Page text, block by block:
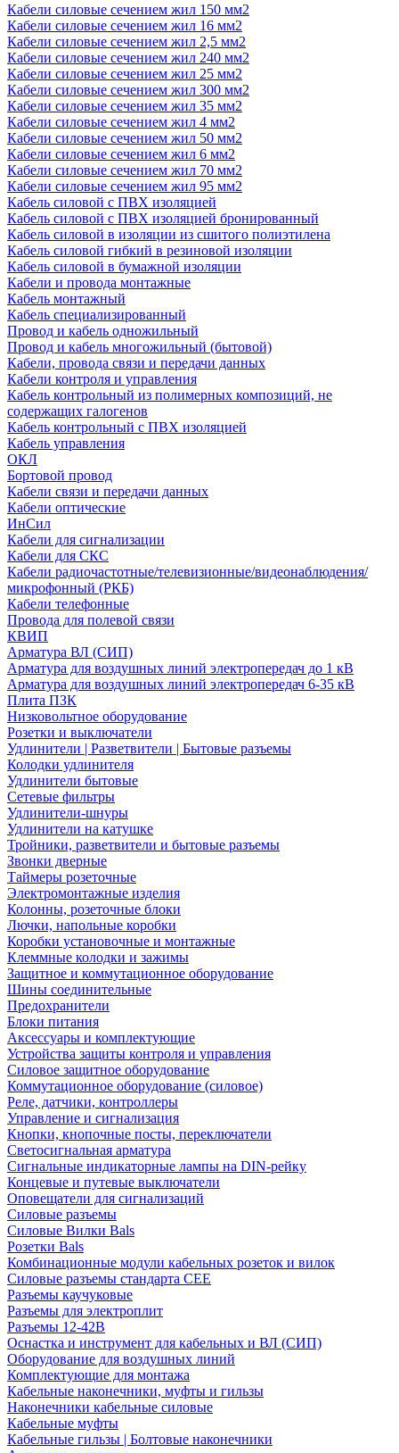
Кабели силовые сечением жил 150 мм2
Кабели силовые сечением жил 16 мм2
Кабели силовые сечением жил 2,5 мм2
Кабели силовые сечением жил 240 мм2
Кабели силовые сечением жил 25 мм2
Кабели силовые сечением жил 300 мм2
Кабели силовые сечением жил 35 мм2
Кабели силовые сечением жил 4 мм2
Кабели силовые сечением жил 50 мм2
Кабели силовые сечением жил 6 мм2
Кабели силовые сечением жил 70 мм2
Кабели силовые сечением жил 95 мм2
Кабель силовой с ПВХ изоляцией
Кабель силовой с ПВХ изоляцией бронированный
Кабель силовой в изоляции из сшитого полиэтилена
Кабель силовой гибкий в резиновой изоляции
Кабель силовой в бумажной изоляции
Кабели и провода монтажные
Кабель монтажный
Кабель специализированный
Провод и кабель одножильный
Провод и кабель многожильный (бытовой)
Кабели, провода связи и передачи данных
Кабели контроля и управления
Кабель контрольный из полимерных композиций, не
содержащих галогенов
Кабель контрольный с ПВХ изоляцией
Кабель управления
ОКЛ
Бортовой провод
Кабели связи и передачи данных
Кабели оптические
ИнСил
Кабели для сигнализации
Кабели для СКС
Кабели радиочастотные/телевизионные/видеонаблюдения/
микрофонный (РКБ)
Кабели телефонные
Провода для полевой связи
КВИП
Арматура ВЛ (СИП)
Арматура для воздушных линий электропередач до 1 кВ
Арматура для воздушных линий электропередач 6-35 кВ
Плита ПЗК
Низковольтное оборудование
Розетки и выключатели
Удлинители | Разветвители | Бытовые разъемы
Колодки удлинителя
Удлинители бытовые
Сетевые фильтры
Удлинители-шнуры
Удлинители на катушке
Тройники, разветвители и бытовые разъемы
Звонки дверные
Таймеры розеточные
Электромонтажные изделия
Колонны, розеточные блоки
Лючки, напольные коробки
Коробки установочные и монтажные
Клеммные колодки и зажимы
Защитное и коммутационное оборудование
Шины соединительные
Предохранители
Блоки питания
Аксессуары и комплектующие
Устройства защиты контроля и управления
Силовое защитное оборудование
Коммутационное оборудование (силовое)
Реле, датчики, контроллеры
Управление и сигнализация
Кнопки, кнопочные посты, переключатели
Светосигнальная арматура
Сигнальные индикаторные лампы на DIN-рейку
Концевые и путевые выключатели
Оповещатели для сигнализаций
Силовые разъемы
Силовые Вилки Bals
Розетки Bals
Комбинационные модули кабельных розеток и вилок
Силовые разъемы стандарта CEE
Разъемы каучуковые
Разъемы для электроплит
Разъемы 12-42В
Оснастка и инструмент для кабельных и ВЛ (СИП)
Оборудование для воздушных линий
Комплектующие для монтажа
Кабельные наконечники, муфты и гильзы
Наконечники кабельные силовые
Кабельные муфты
Кабельные гильзы | Болтовые наконечники